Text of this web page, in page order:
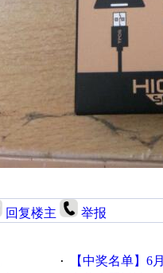
回复楼主 举报
· 【中奖名单】6月